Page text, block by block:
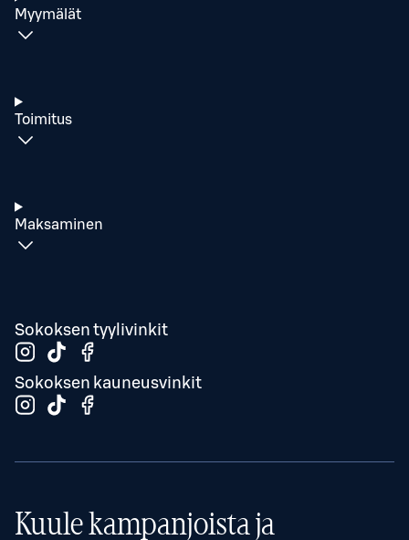
Myymälät
Toimitus
Maksaminen
Sokoksen tyylivinkit
Sokoksen kauneusvinkit
Kuule kampanjoista ja